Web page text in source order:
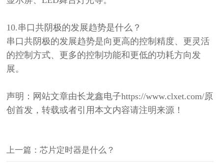
10.串口共阴极的发展趋势是什么？
串口共阴极的发展趋势是向更高的控制精度、更灵活
的控制方式、更多的控制功能和更低的功耗方向发
展。
声明：网站文章由长龙鑫电子https://www.clxet.com/原
创首发，转载或者引用本文内容请注明来源！
上一篇：芯片定时器是什么？